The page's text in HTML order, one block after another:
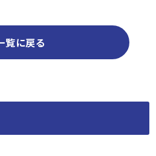
覧に戻る